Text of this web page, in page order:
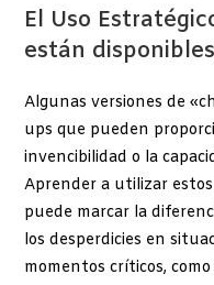
El Uso
están
Algunas versiones de
ups que pueden
invencibilidad o la
Aprender a utilizar
puede marcar la
los desperdicies en
momentos críticos,